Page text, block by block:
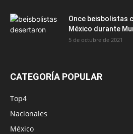
Once beisbolistas
México durante
5 de octubre de 2021
CATEGORÍA POPULAR
Top4
Nacionales
México